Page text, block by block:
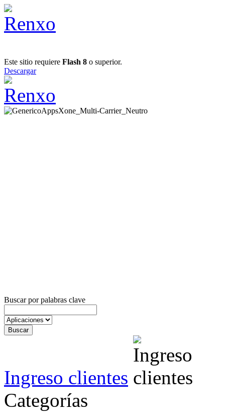
Este sitio requiere Flash 8 o superior.
Descargar
Buscar por palabras clave
Ingreso clientes
Categorías